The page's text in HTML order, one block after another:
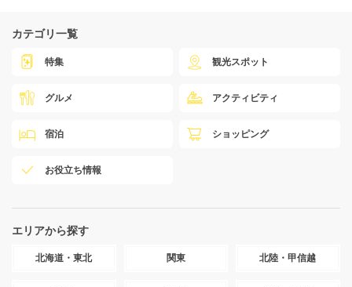
カテゴリ一覧
特集 観光スポット
グルメ アクティビティ
宿泊 ショッピング
お役立ち情報
エリアから探す
北海道・東北 関東 北陸・甲信越